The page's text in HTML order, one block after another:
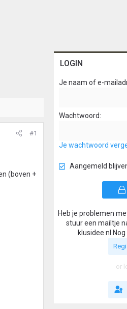
#1
(boven +
LOGIN
Je naam of e-
Wachtwoord
Je wachtwoord
Aangemeld
Heb je problemen
stuur een mailtje
klusidee nl
or